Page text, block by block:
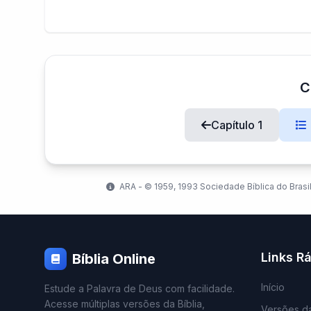
Capítulo 1
ARA - ©️ 1959, 1993 Sociedade Bíblica do
Bíblia Online
Estude a Palavra de Deus com facilidade.
Acesse múltiplas versões da Bíblia,
Links
Início